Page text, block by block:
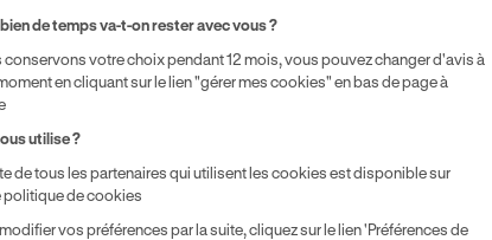
de temps va-t-on rester avec vous ?
conservons votre choix pendant 12 mois, vous pouvez changer d'avis à
en cliquant sur le lien "gérer mes cookies" en bas de page à
utilise ?
de tous les partenaires qui utilisent les cookies est disponible sur
politique de cookies
vos préférences par la suite, cliquez sur le lien 'Préférences de
Axeptio consent